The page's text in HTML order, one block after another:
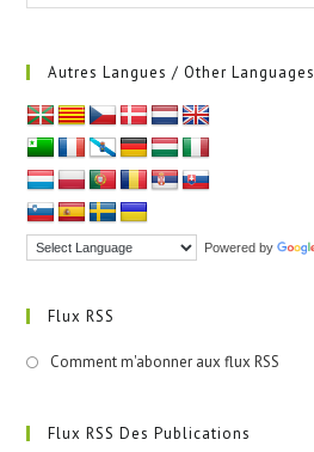
Autres Langues / Other Languages
Powered by
Flux RSS
Comment m'abonner aux flux RSS
Flux RSS Des Publications